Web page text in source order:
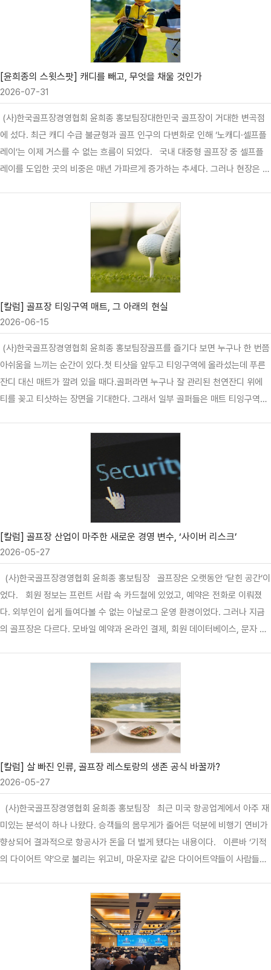
를 인증하는 청년들로 넘쳐났다. 그러나 최근 경제 지표는 과시 소비의 종말을
에서 20대가 차지하는 비중은 2010년 12.1%에서 최근 5.6%까지 수직 하락
하며 역대 최저치를 기록했다. 고금리 장기화와 소…
[윤희종의 스윗스팟] 캐디를 빼고, 무엇을 채울 것인가
2026-07-31
(사)한국골프장경영협회 윤희종 홍보팀장대한민국 골프장이 거대한 변곡점
에 섰다. 최근 캐디 수급 불균형과 골프 인구의 다변화로 인해 ‘노캐디·셀프플
레이’는 이제 거스를 수 없는 흐름이 되었다. 국내 대중형 골프장 중 셀프플
레이를 도입한 곳의 비중은 매년 가파르게 증가하는 추세다. 그러나 현장은 어
게 도입했으나, 진행 통제의 어려움, 지연 플레이, 안전사고 등 여러가지 성장
레이는 몸에 맞지 않는 옷처럼 어색하기만 하다. 모 골프 담당 기자는 이에
대해 “현재 한국의 셀프플레이는 인식과 인프라의 준비가 없는 상태에서 캐디
만 없앤 격”이라며, “시스템의 정비 없이는 팀 간 간격이 무너지고 골프장 전
체의 회전율이…
[칼럼] 골프장 티잉구역 매트, 그 아래의 현실
2026-06-15
(사)한국골프장경영협회 윤희종 홍보팀장골프를 즐기다 보면 누구나 한 번쯤
아쉬움을 느끼는 순간이 있다.첫 티샷을 앞두고 티잉구역에 올라섰는데 푸른
잔디 대신 매트가 깔려 있을 때다.골퍼라면 누구나 잘 관리된 천연잔디 위에
티를 꽂고 티샷하는 장면을 기대한다. 그래서 일부 골퍼들은 매트 티잉구역을
로 "무슨 골프장이 티잉구역에 매트를 깔아놓느냐"는 비판도 심심치 않게 등
장한다.그 마음은 충분히 이해할 수 있다. 다만 가끔은 질문을 조금 바꿔볼 필
요가 있다."왜 이 골프장은 매트를 깔았을까."최근 몇 년간 한국 골프산업은 대
중화라는 거대한 흐름을 경험했다. 더 많은 사람들이 골프를 즐기게 되었고,
과거에는 상상하기 어려웠던 가격으로 라운드를 즐길 수 있게 됐다. 특히 야간
조명을 활용한 3부 운영은 직장인들에게 새로운 선택지를 제공했고, 골프의
문턱을 크게 낮추는 역할을 했다.하지만 모든 변화에는 대가가…
[칼럼] 골프장 산업이 마주한 새로운 경영 변수, ‘사이버 리스크’
2026-05-27
었다. 회원 정보는 프런트 서랍 속 카드철에 있었고, 예약은 전화로 이뤄졌
다. 외부인이 쉽게 들여다볼 수 없는 아날로그 운영 환경이었다. 그러나 지금
의 골프장은 다르다. 모바일 예약과 온라인 결제, 회원 데이터베이스, 문자 마
전산 사고를 넘어, 골프산업 전반에 경각심을 던지는 사례가 됐다. 이름과 생
년월일, 전화번호, 이메일, 주소는 물론 일부 아이디와 비밀번호까지 외부로
유출된 정황이 확인됐고, 경찰은 북한 해킹조…
[칼럼] 살 빠진 인류, 골프장 레스토랑의 생존 공식 바꿀까?
2026-05-27
미있는 분석이 하나 나왔다. 승객들의 몸무게가 줄어든 덕분에 비행기 연비가
향상되어 결과적으로 항공사가 돈을 더 벌게 됐다는 내용이다. 이른바 ‘기적
의 다이어트 약’으로 불리는 위고비, 마운자로 같은 다이어트약들이 사람들의
지 바꿔놓고 있는 셈이다. 이 현상이 주는 교훈은 확실하다. 사람들이 먹는
방식이 변하면 비즈니스 공식도 통째로 바뀐다는 사실이다. 그리고 이 변화의
바람은 이제 국내 골프장 레스토랑의 문턱까지 바짝 다가와 있다. 글로벌 트
렌드 분석 기관들은 2026년 현재를 ‘미니어처 포션(Miniature Portions)의
시대’라고 부른다. 이제 소비자들은 커다란 접시에 가득 담긴 음식으로 배를